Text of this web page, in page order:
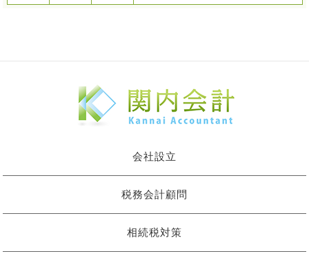
会社設立
税務会計顧問
相続税対策